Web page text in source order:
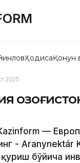
ҲодисаҚонун
2025
—
- Aranynektár
бўйича